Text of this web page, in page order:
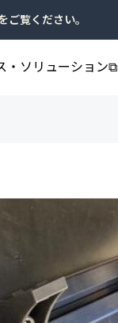
覧ください。
・ソリューション⧉